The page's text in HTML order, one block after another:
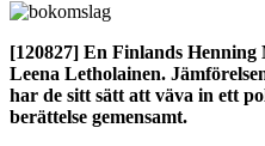
[120827] En Finlands Henning
Leena Letholainen.
har de sitt sätt att väva in ett
berättelse gemensamt.